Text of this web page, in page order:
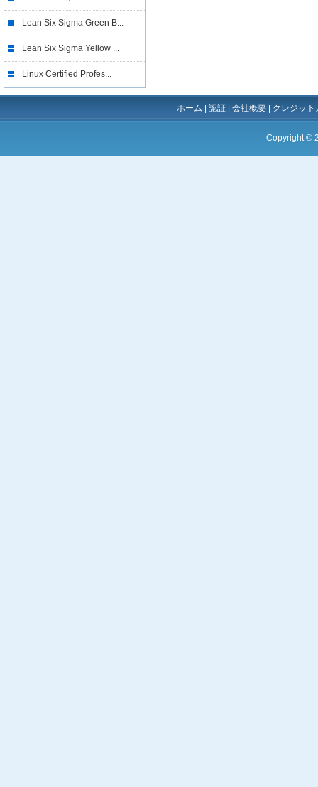
Lean Six Sigma Green B...
Lean Six Sigma Yellow ...
Linux Certified Profes...
ホーム 認証 会社概要 クレジッ
Copyright ©